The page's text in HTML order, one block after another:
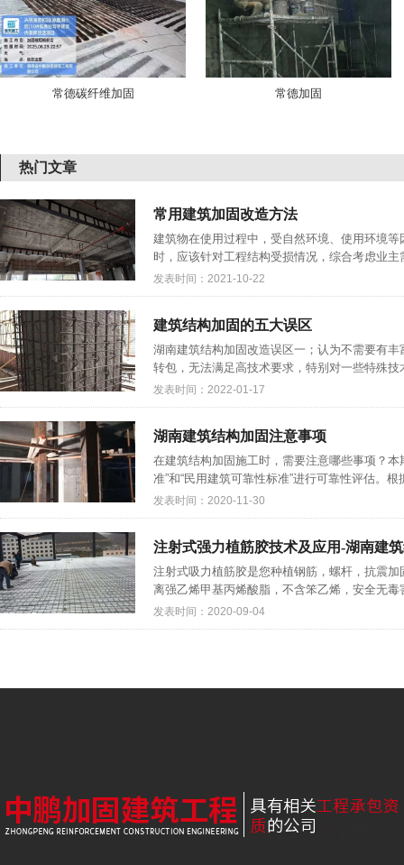
常德碳纤维加固 常德加固
热门文章
常用建筑加固改造方法
建筑物在使用过程中，受自然环境、使用环境
时，应该针对工程结构受损情况，综合考虑业
发表时间：2021-10-22
建筑结构加固的五大误区
湖南建筑结构加固改造误区一；认为不需要有
转包，无法满足高技术要求，特别对一些特殊
发表时间：2022-01-17
湖南建筑结构加固注意事项
在建筑结构加固施工时，需要注意哪些事项？
准”和“民用建筑可靠性标准”进行可靠性评估。
发表时间：2020-11-30
注射式强力植筋胶技术及应用-湖南建
注射式吸力植筋胶是您种植钢筋，螺杆，抗震
离强乙烯甲基丙烯酸脂，不含笨乙烯，安全无
发表时间：2020-09-04